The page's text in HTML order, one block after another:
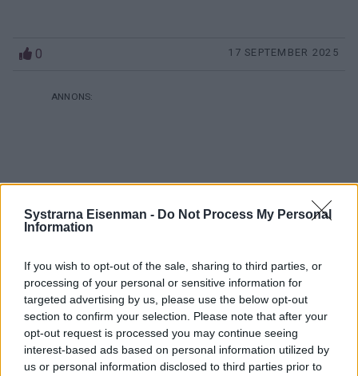
Systrarna Eisenman - Do Not Process My Personal
Information
If you wish to opt-out of the sale, sharing to third parties, or
processing of your personal or sensitive information for
targeted advertising by us, please use the below opt-out
section to confirm your selection. Please note that after your
opt-out request is processed you may continue seeing
interest-based ads based on personal information utilized by
us or personal information disclosed to third parties prior to
0 17 SEPTEMBER 2025